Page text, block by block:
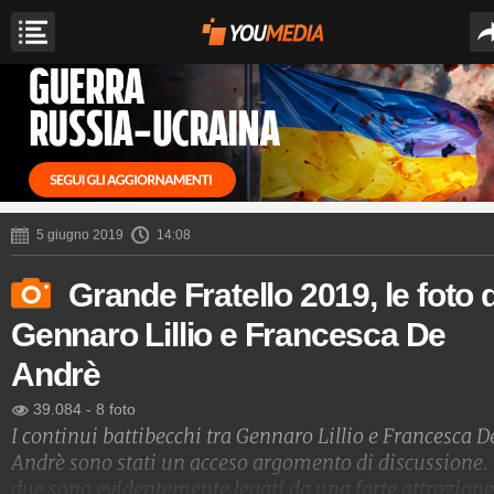
5 giugno 2019 14:08
Grande Fratello 2019, le foto
Gennaro Lillio e Francesca De
Andrè
39.084 - 8 foto
I continui battibecchi tra Gennaro Lillio e Francesca
Andrè sono stati un acceso argomento di discussione.
due sono evidentemente legati da una forte